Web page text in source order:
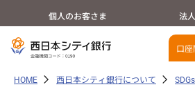
個人のお客さま 法
口座
HOME 西日本シティ銀行について